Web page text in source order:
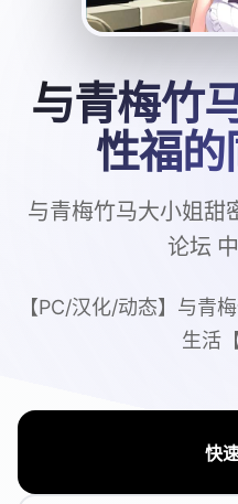
与青梅竹
性福
与青梅竹马大小姐甜
论坛
【PC/汉化/动态】与青
生活
快